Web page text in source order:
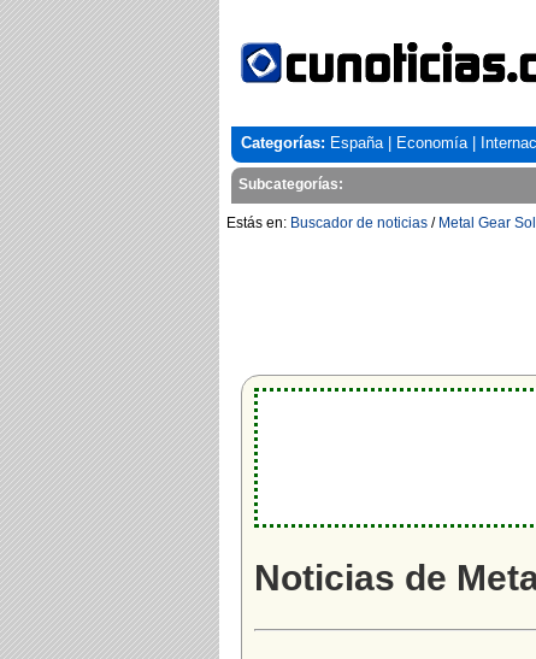
Categorías: España| Economía|
Subcategorías:
Estás en: Buscador de noticias / Metal Gear
Noticias de